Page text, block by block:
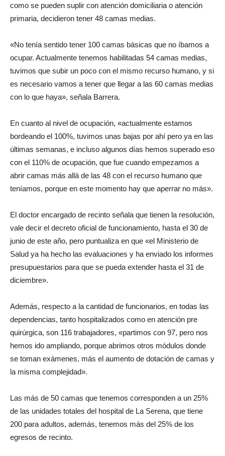
como se pueden suplir con atención domiciliaria o atención
primaria, decidieron tener 48 camas medias.
«No tenía sentido tener 100 camas básicas que no íbamos a
ocupar. Actualmente tenemos habilitadas 54 camas medias,
tuvimos que subir un poco con el mismo recurso humano, y si
es necesario vamos a tener que llegar a las 60 camas medias
con lo que haya», señala Barrera.
En cuanto al nivel de ocupación, «actualmente estamos
bordeando el 100%, tuvimos unas bajas por ahí pero ya en las
últimas semanas, e incluso algunos días hemos superado eso
con el 110% de ocupación, que fue cuando empezamos a
abrir camas más allá de las 48 con el recurso humano que
teníamos, porque en este momento hay que aperrar no más».
El doctor encargado de recinto señala que tienen la resolución,
vale decir el decreto oficial de funcionamiento, hasta el 30 de
junio de este año, pero puntualiza en que «el Ministerio de
Salud ya ha hecho las evaluaciones y ha enviado los informes
presupuestarios para que se pueda extender hasta el 31 de
diciembre».
Además, respecto a la cantidad de funcionarios, en todas las
dependencias, tanto hospitalizados como en atención pre
quirúrgica, son 116 trabajadores, «partimos con 97, pero nos
hemos ido ampliando, porque abrimos otros módulos donde
se toman exámenes, más el aumento de dotación de camas y
la misma complejidad».
Las más de 50 camas que tenemos corresponden a un 25%
de las unidades totales del hospital de La Serena, que tiene
200 para adultos, además, tenemos más del 25% de los
egresos de recinto.